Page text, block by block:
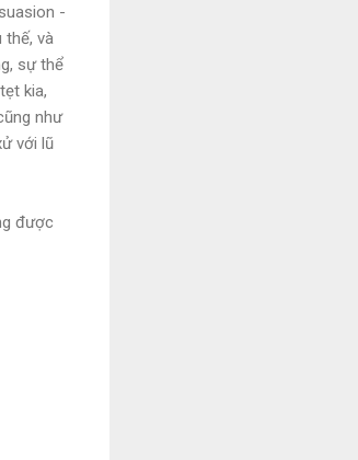
-
thế, và
sự thể
kia,
như
với lũ
được